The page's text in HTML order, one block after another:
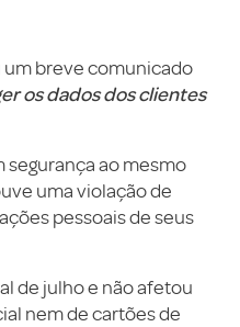
um breve comunicado
os dados dos clientes
segurança ao mesmo
uma violação de
pessoais de seus
de julho e não afetou
nem de cartões de